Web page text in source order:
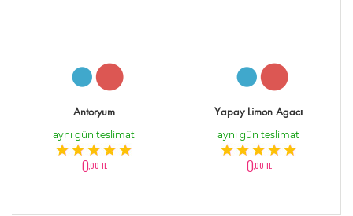
Antoryum
aynı gün teslimat
0,00 TL
Yapay Limon Agacı
aynı gün teslimat
0,00 TL